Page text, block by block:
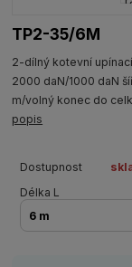
TP2-35/6M
2-dílný kotevní
2000 daN/1000 daN
m/volný konec do
popis
Dostupnost
Délka L